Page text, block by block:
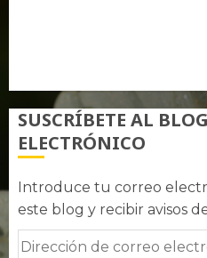
SUSCRÍBETE AL
ELECTRÓNICO
Introduce tu correo
este blog y recibir avisos
Dirección